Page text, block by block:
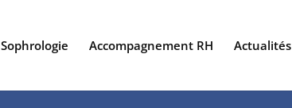
Sophrologie Accompagnement RH Actualités